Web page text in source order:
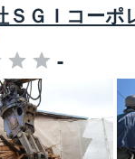
ＳＧＩコーポ
-